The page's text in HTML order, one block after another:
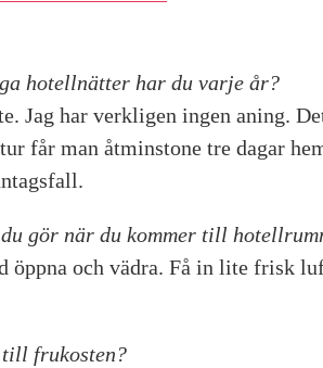
hotellnätter har du varje år?
Jag har verkligen ingen aning.
får man åtminstone tre dagar
gör när du kommer till
öppna och vädra. Få in lite frisk
till frukosten?